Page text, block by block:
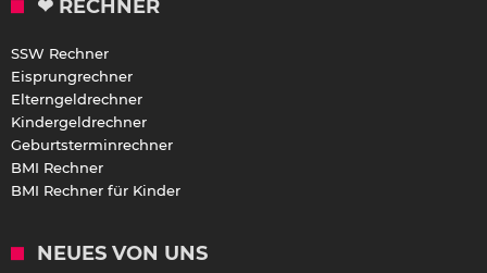
❤ RECHNER
SSW Rechner
Eisprungrechner
Elterngeldrechner
Kindergeldrechner
Geburtsterminrechner
BMI Rechner
BMI Rechner für Kinder
NEUES VON UNS